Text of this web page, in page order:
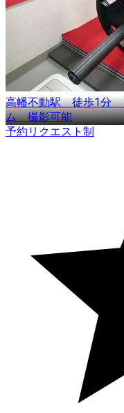
高幡不動駅 徒歩1分
ム 撮影可能
予約リクエスト制